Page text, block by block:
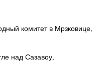
комитет в Мрзковице,
над Сазавоу,